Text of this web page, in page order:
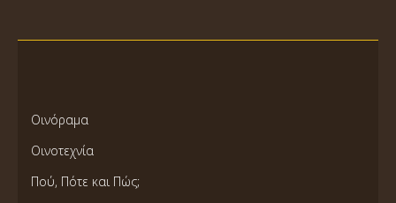
Οινόραμα
Οινοτεχνία
Πού, Πότε και Πώς;